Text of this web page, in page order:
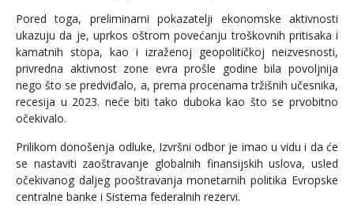
Pored toga, preliminarni pokazatelji ekonomske aktivnosti
ukazuju da je, uprkos oštrom povećanju troškovnih pritisaka i
kamatnih stopa, kao i izraženoj geopolitičkoj neizvesnosti,
privredna aktivnost zone evra prošle godine bila povoljnija
nego što se predviđalo, a, prema procenama tržišnih učesnika,
recesija u 2023. neće biti tako duboka kao što se prvobitno
očekivalo.
Prilikom donošenja odluke, Izvršni odbor je imao u vidu i da će
se nastaviti zaoštravanje globalnih finansijskih uslova, usled
očekivanog daljeg pooštravanja monetarnih politika Evropske
centralne banke i Sistema federalnih rezervi.